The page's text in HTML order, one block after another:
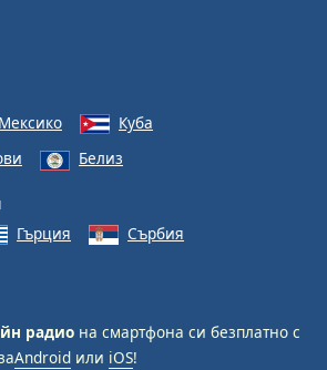
Мексико
Куба
Белиз
Гърция
Сърбия
радио на смартфона си безплатно с
Android или iOS!